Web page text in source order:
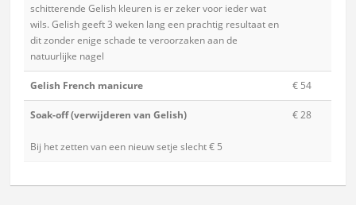
schitterende Gelish kleuren is er zeker voor ieder wat
wils. Gelish geeft 3 weken lang een prachtig resultaat en
dit zonder enige schade te veroorzaken aan de
natuurlijke nagel
Gelish French manicure € 54
Soak-off (verwijderen van Gelish)
Bij het zetten van een nieuw setje slecht € 5
€ 28